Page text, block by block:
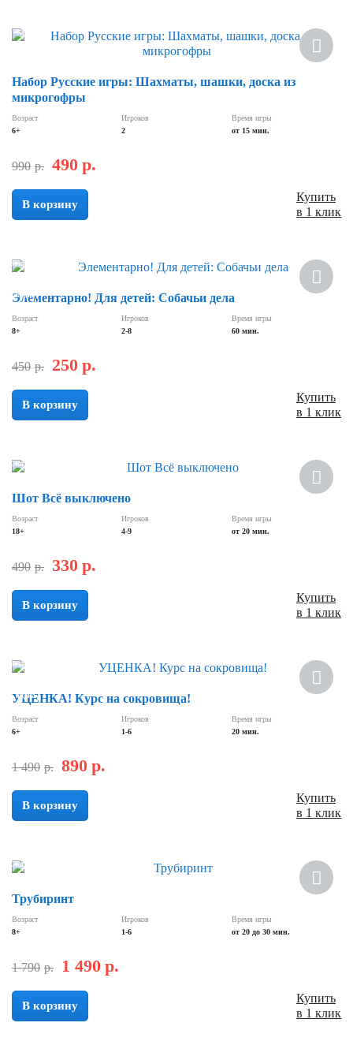
Хит
Набор Русские игры: Шахматы, шашки, доска из
микрогофры
Возраст
6+
Игроков
2
Время игры
от 15 мин.
990 р. 490 р.
В корзину
Купить
в 1 клик
Новинка
Скидка
Элементарно! Для детей: Собачьи дела
Возраст
8+
Игроков
2-8
Время игры
60 мин.
450 р. 250 р.
В корзину
Купить
в 1 клик
Скидка
Шот Всё выключено
Возраст
18+
Игроков
4-9
Время игры
от 20 мин.
490 р. 330 р.
В корзину
Купить
в 1 клик
Новинка
Скидка
УЦЕНКА! Курс на сокровища!
Возраст
6+
Игроков
1-6
Время игры
20 мин.
1 490 р. 890 р.
В корзину
Купить
в 1 клик
Скидка
Трубиринт
Возраст
8+
Игроков
1-6
Время игры
от 20 до 30 мин.
1 790 р. 1 490 р.
В корзину
Купить
в 1 клик